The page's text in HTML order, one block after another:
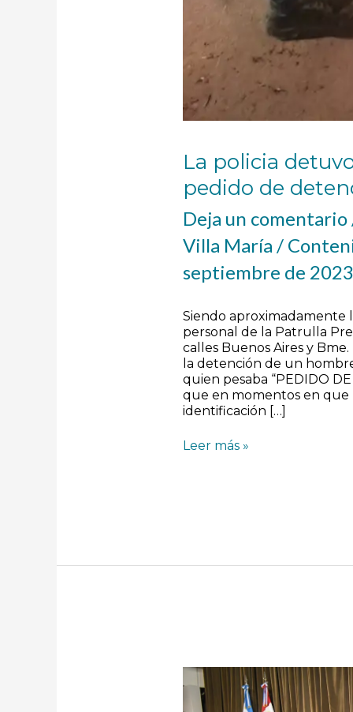
La policia
pedido de
Deja un comentario
Villa María /
septiembre de 2023
Siendo aproximadamente
personal de la Patrulla
calles Buenos Aires y
la detención de un
quien pesaba “PEDIDO
que en momentos en que
identificación […]
Leer más »
Schiaretti
anunció